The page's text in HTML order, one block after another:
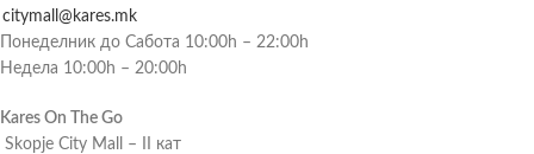
citymall@kares.mk
Понеделник до Сабота 10:00h – 22:00h
Недела 10:00h – 20:00h
Kares On The Go
Skopje City Mall – II кат